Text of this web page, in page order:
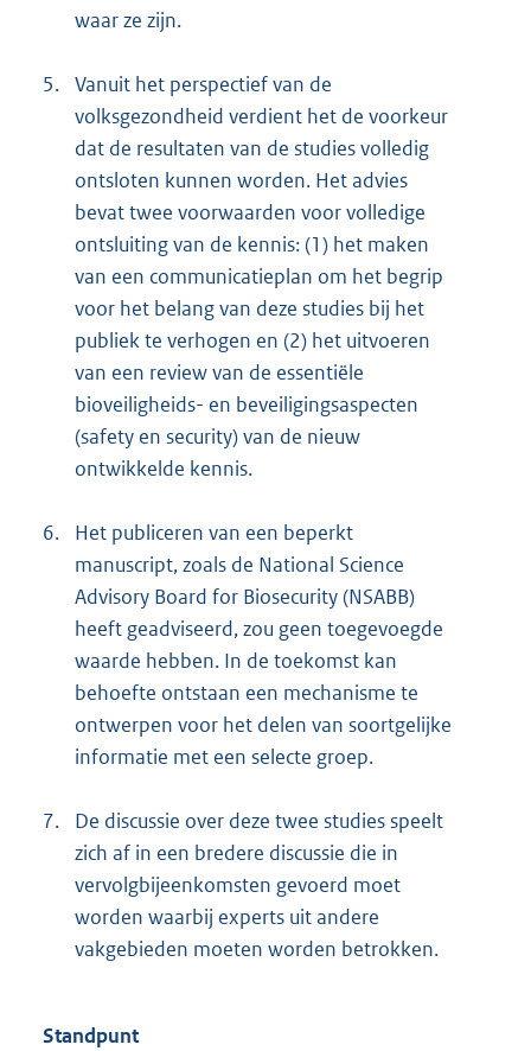
waar ze zijn.
5. Vanuit het perspectief van de
volksgezondheid verdient het de voorkeur
dat de resultaten van de studies volledig
ontsloten kunnen worden. Het advies
bevat twee voorwaarden voor volledige
ontsluiting van de kennis: (1) het maken
van een communicatieplan om het begrip
voor het belang van deze studies bij het
publiek te verhogen en (2) het uitvoeren
van een review van de essentiële
bioveiligheids- en beveiligingsaspecten
(safety en security) van de nieuw
ontwikkelde kennis.
6.
Het publiceren van een beperkt
manuscript, zoals de National Science
Advisory Board for Biosecurity (NSABB)
heeft geadviseerd, zou geen toegevoegde
waarde hebben. In de toekomst kan
behoefte ontstaan een mechanisme te
ontwerpen voor het delen van soortgelijke
informatie met een selecte groep.
7.
De discussie over deze twee studies speelt
zich af in een bredere discussie die in
vervolgbijeenkomsten gevoerd moet
worden waarbij experts uit andere
vakgebieden moeten worden betrokken.
Standpunt